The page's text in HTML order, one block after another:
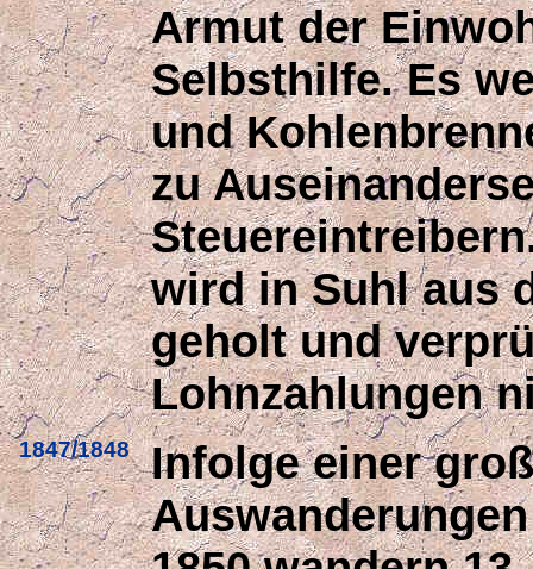
Armut der
Selbsthilfe. Es
und
zu
wird in Suhl aus
geholt und
Lohnzahlungen
1847/1848
Infolge einer